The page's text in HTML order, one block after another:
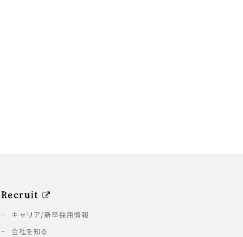
Recruit
キャリア/新卒採用情報
会社を知る